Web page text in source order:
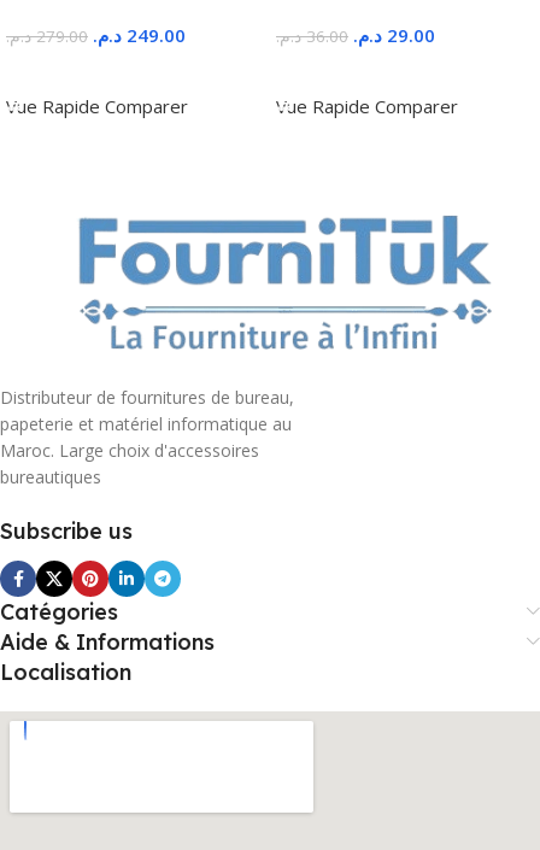
279.00 د.م. 249.00 د.م.
Vue Rapide Comparer
36.00 د.م. 29.00 د.م.
Vue Rapide Comparer
Distributeur de fournitures de bureau,
papeterie et matériel informatique au
Maroc. Large choix d'accessoires
bureautiques
Subscribe us
Catégories
Aide & Informations
Localisation